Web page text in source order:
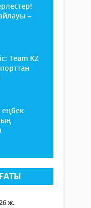
–
Team KZ
ж.